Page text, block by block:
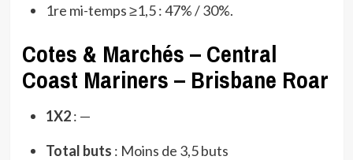
1re mi-temps ≥1,5 : 47% / 30%.
Cotes & Marchés – Central
Coast Mariners – Brisbane Roar
1X2: —
Total buts : Moins de 3,5 buts